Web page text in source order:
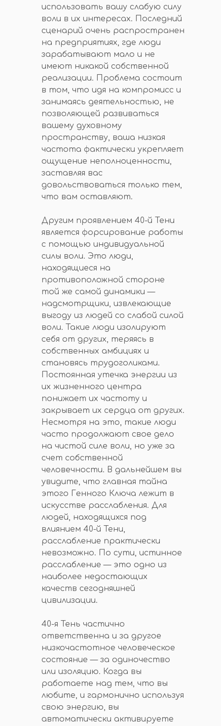
использовать вашу слабую силу
воли в их интересах. Последний
сценарий очень распространен
на предприятиях, где люди
зарабатывают мало и не
имеют никакой собственной
реализации. Проблема состоит
в том, что идя на компромисс и
занимаясь деятельностью, не
позволяющей развиваться
вашему духовному
пространству, ваша низкая
частота фактически укрепляет
ощущение неполноценности,
заставляя вас
довольствоваться только тем,
что вам оставляют.
Другим проявлением 40-й Тени
является форсирование работы
с помощью индивидуальной
силы воли. Это люди,
находящиеся на
противоположной стороне
той же самой динамики —
надсмотрщики, извлекающие
выгоду из людей со слабой силой
воли. Такие люди изолируют
себя от других, теряясь в
собственных амбициях и
становясь трудоголиками.
Постоянная утечка энергии из
их жизненного центра
понижает их частоту и
закрывает их сердца от других.
Несмотря на это, такие люди
часто продолжают свое дело
на чистой силе воли, но уже за
счет собственной
человечности. В дальнейшем вы
увидите, что главная тайна
этого Генного Ключа лежит в
искусстве расслабления. Для
людей, находящихся под
влиянием 40-й Тени,
расслабление практически
невозможно. По сути, истинное
расслабление — это одно из
наиболее недостающих
качеств сегодняшней
цивилизации.
40-я Тень частично
ответственна и за другое
низкочастотное человеческое
состояние — за одиночество
или изоляцию. Когда вы
работаете над тем, что вы
любите, и гармонично используя
свою энергию, вы
автоматически активируете